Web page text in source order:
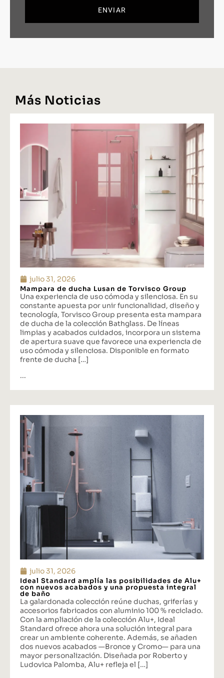
ENVIAR
Más Noticias
julio 31, 2026
Mampara de ducha Lusan de Torvisco Group
Una experiencia de uso cómoda y silenciosa. En su
constante apuesta por unir funcionalidad, diseño y
tecnología, Torvisco Group presenta esta mampara
de ducha de la colección Bathglass. De líneas
limpias y acabados cuidados, incorpora un sistema
de apertura suave que favorece una experiencia de
uso cómoda y silenciosa. Disponible en formato
frente de ducha […]
...
julio 31, 2026
Ideal Standard amplía las posibilidades de Alu+
con nuevos acabados y una propuesta integral
de baño
La galardonada colección reúne duchas, griferías y
accesorios fabricados con aluminio 100 % reciclado.
Con la ampliación de la colección Alu+, Ideal
Standard ofrece ahora una solución integral para
crear un ambiente coherente. Además, se añaden
dos nuevos acabados —Bronce y Cromo— para una
mayor personalización. Diseñada por Roberto y
Ludovica Palomba, Alu+ refleja el […]